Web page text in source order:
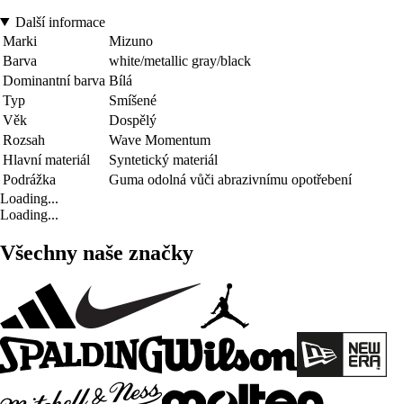
Další informace
Marki
Mizuno
Barva
white/metallic gray/black
Dominantní barva Bílá
Typ
Smíšené
Věk
Dospělý
Rozsah
Wave Momentum
Hlavní materiál
Syntetický materiál
Podrážka
Guma odolná vůči abrazivnímu opotřebení
Loading...
Loading...
Všechny naše značky